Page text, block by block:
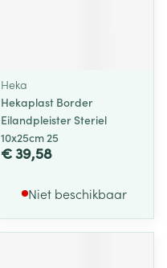
Heka
Hekaplast Border
Eilandpleister Steriel
10x25cm 25
€ 39,58
Niet beschikbaar